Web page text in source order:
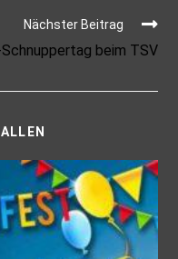
Nächster Beitrag
beim TSV